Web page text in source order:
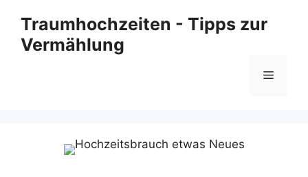
springen
Traumhochzeiten - Tipps zur
Vermählung
Menü